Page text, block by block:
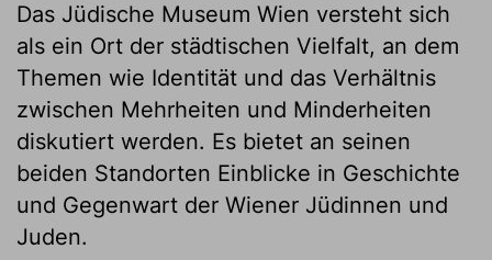
Das Jüdische Museum Wien versteht sich
als ein Ort der städtischen Vielfalt, an dem
Themen wie Identität und das Verhältnis
zwischen Mehrheiten und Minderheiten
diskutiert werden. Es bietet an seinen
beiden Standorten Einblicke in Geschichte
und Gegenwart der Wiener Jüdinnen und
Juden.